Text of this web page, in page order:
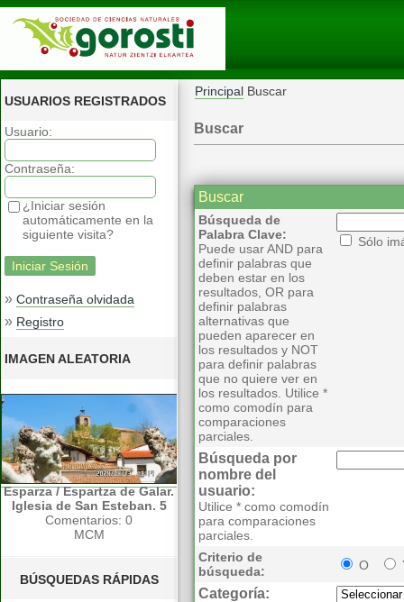
USUARIOS REGISTRADOS
Usuario:
Contraseña:
¿Iniciar sesión
automáticamente en la
siguiente visita?
» Contraseña olvidada
» Registro
IMAGEN ALEATORIA
Esparza / Espartza de Galar.
Iglesia de San Esteban. 5
Comentarios: 0
MCM
BÚSQUEDAS RÁPIDAS
Principal Buscar
Buscar
Buscar
Búsqueda de
Palabra Clave:
Puede usar AND para
definir palabras que
deben estar en los
resultados, OR para
definir palabras
alternativas que
pueden aparecer en
los resultados y NOT
para definir palabras
que no quiere ver en
los resultados. Utilice *
como comodín para
comparaciones
parciales.
Sólo
Búsqueda por
nombre del
usuario:
Utilice * como comodín
para comparaciones
parciales.
Criterio de
búsqueda:
O
Categoría: